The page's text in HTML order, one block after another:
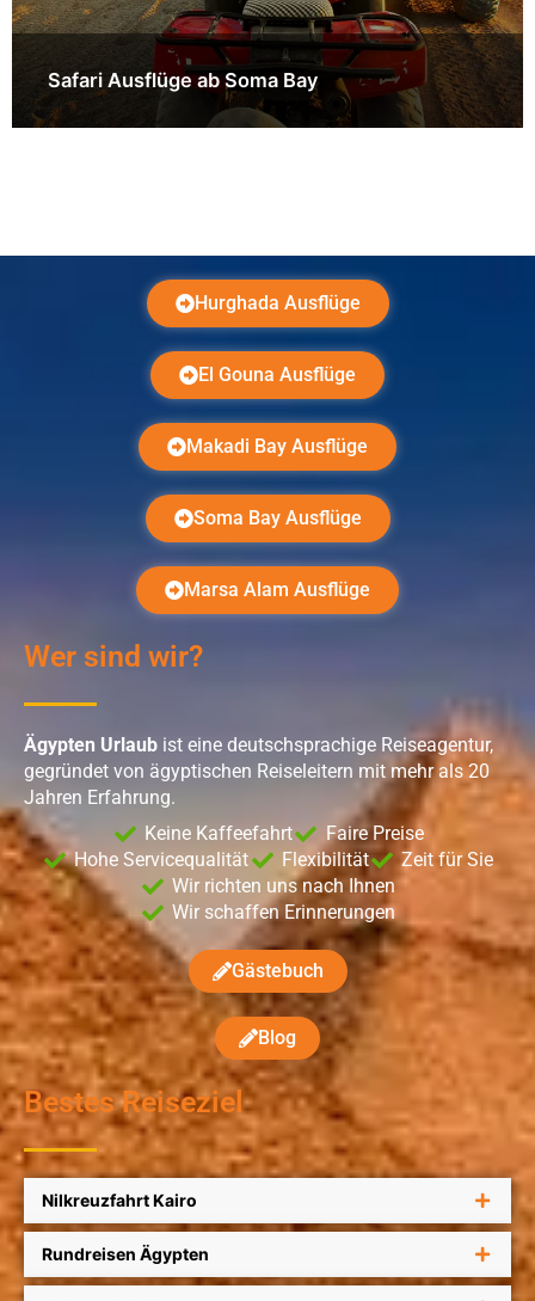
Safari Ausflüge ab Soma Bay
Hurghada Ausflüge
El Gouna Ausflüge
Makadi Bay Ausflüge
Soma Bay Ausflüge
Marsa Alam Ausflüge
Wer sind wir?
Ägypten Urlaub ist eine deutschsprachige Reiseagentur,
gegründet von ägyptischen Reiseleitern mit mehr als 20
Jahren Erfahrung.
Keine Kaffeefahrt
Faire Preise
Hohe Servicequalität
Flexibilität
Zeit für Sie
Wir richten uns nach Ihnen
Wir schaffen Erinnerungen
Gästebuch
Blog
Bestes Reiseziel
Nilkreuzfahrt Kairo
Rundreisen Ägypten